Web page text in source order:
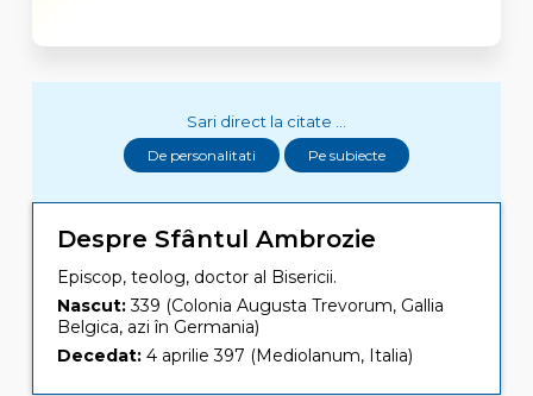
Sari direct la citate ...
De personalitati Pe subiecte
Despre Sfântul Ambrozie
Episcop, teolog, doctor al Bisericii.
Nascut:339 (Colonia Augusta Trevorum, Gallia
Belgica, azi în Germania)
Decedat:4 aprilie 397 (Mediolanum, Italia)